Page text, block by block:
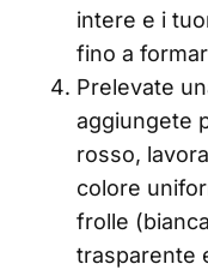
intere e i
fino a
Prelevate
aggiungete
rosso,
colore
frolle
trasparente